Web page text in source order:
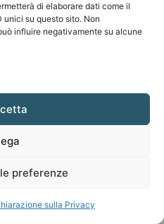
di elaborare dati come il
su questo sito. Non
influire negativamente su alcune
preferenze
sulla Privacy